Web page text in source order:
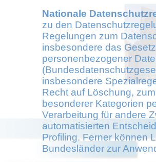
Nationale
zu den
Regelungen zum
insbesondere das
personenbezogener
insbesondere
Recht auf Löschung,
besonderer Kategorien
Verarbeitung für andere
automatisierten
Profiling. Ferner können
Bundesländer zur